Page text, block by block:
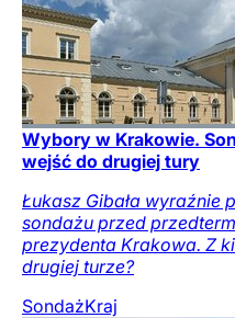
Wybory w Krakowie.
wejść do drugiej tury
Łukasz Gibała wyraźnie
sondażu przed
prezydenta Krakowa. Z
drugiej turze?
SondażKraj